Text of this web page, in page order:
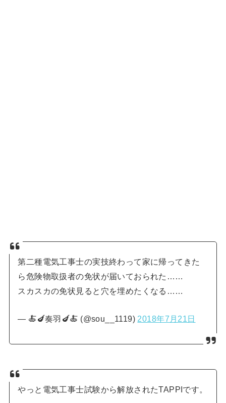
第二種電気工事士の実技終わって家に帰ってきた
ら危険物取扱者の免状が届いておられた……
スカスカの免状見ると穴を埋めたくなる……
— 🍝🍆奏羽🍆🍝 (@sou__1119) 2018年7月21日
やっと電気工事士試験から解放されたTAPPIです。